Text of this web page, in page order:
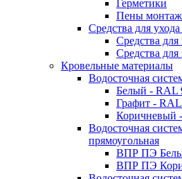
Герметики
Пены
Средства для
Средства
Средства
Кровельные материалы
Водосточная
Белый - RAL
Графит -
Коричневый
Водосточная
прямоугольная
ВПР ПЭ
ВПР ПЭ